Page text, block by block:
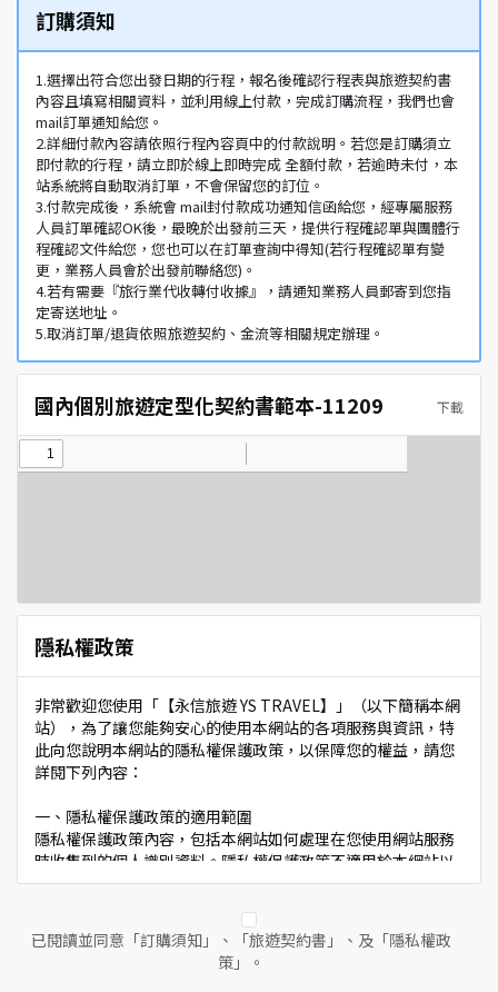
訂購須知
1.選擇出符合您出發日期的行程，報名後確認行程表與旅遊契約書
內容且填寫相關資料，並利用線上付款，完成訂購流程，我們也會
mail訂單通知給您。
2.詳細付款內容請依照行程內容頁中的付款說明。若您是訂購須立
即付款的行程，請立即於線上即時完成 全額付款，若逾時未付，本
站系統將自動取消訂單，不會保留您的訂位。
3.付款完成後，系統會 mail封付款成功通知信函給您，經專屬服務
人員訂單確認OK後，最晚於出發前三天，提供行程確認單與團體行
程確認文件給您，您也可以在訂單查詢中得知(若行程確認單有變
更，業務人員會於出發前聯絡您)。
4.若有需要『旅行業代收轉付收據』，請通知業務人員郵寄到您指
定寄送地址。
5.取消訂單/退貨依照旅遊契約、金流等相關規定辦理。
國內個別旅遊定型化契約書範本-11209 下載
隱私權政策
非常歡迎您使用「【永信旅遊 YS TRAVEL】」（以下簡稱本網
站），為了讓您能夠安心的使用本網站的各項服務與資訊，特
此向您說明本網站的隱私權保護政策，以保障您的權益，請您
詳閱下列內容：
一、隱私權保護政策的適用範圍
隱私權保護政策內容，包括本網站如何處理在您使用網站服務
時收集到的個人識別資料。隱私權保護政策不適用於本網站以
外的相關連結網站，也不適用於非本網站所委託或參與管理的
二、個人資料的蒐集、處理及利用方式
當您造訪本網站或使用本網站所提供之功能服務時，我們將視
已閱讀並同意「訂購須知」、「旅遊契約書」、及「隱私權政
策」。